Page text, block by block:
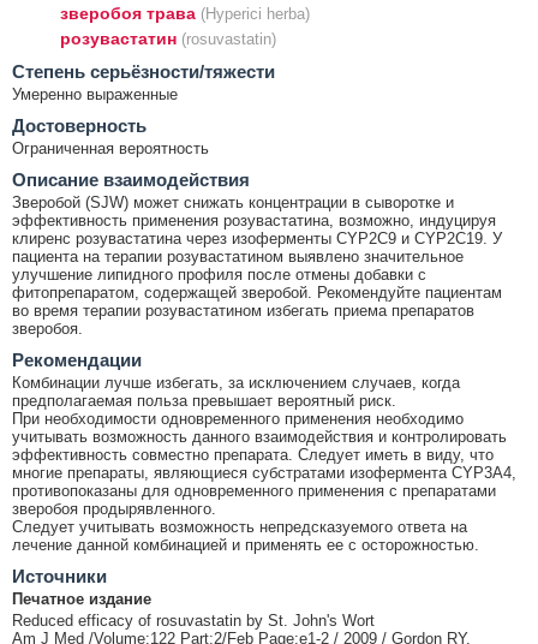
зверобоя трава (Hyperici herba)
розувастатин (rosuvastatin)
Cтепень серьёзности/тяжести
Умеренно выраженные
Достоверность
Ограниченная вероятность
Описание взаимодействия
Зверобой (SJW) может снижать концентрации в сыворотке и
эффективность применения розувастатина, возможно, индуцируя
клиренс розувастатина через изоферменты CYP2C9 и CYP2C19. У
пациента на терапии розувастатином выявлено значительное
улучшение липидного профиля после отмены добавки с
фитопрепаратом, содержащей зверобой. Рекомендуйте пациентам
во время терапии розувастатином избегать приема препаратов
зверобоя.
Рекомендации
Комбинации лучше избегать, за исключением случаев, когда
предполагаемая польза превышает вероятный риск.
При необходимости одновременного применения необходимо
учитывать возможность данного взаимодействия и контролировать
эффективность совместно препарата. Следует иметь в виду, что
многие препараты, являющиеся субстратами изофермента CYP3A4,
противопоказаны для одновременного применения с препаратами
зверобоя продырявленного.
Следует учитывать возможность непредсказуемого ответа на
лечение данной комбинацией и применять ее с осторожностью.
Источники
Печатное издание
Reduced efficacy of rosuvastatin by St. John's Wort
Am J Med /Volume:122 Part:2/Feb Page:e1-2 / 2009 / Gordon RY,